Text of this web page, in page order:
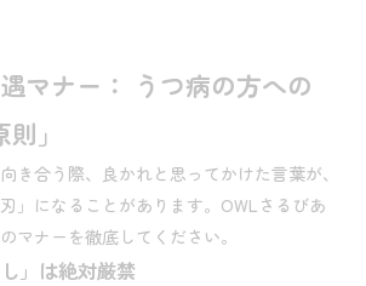
マナー： うつ病の方への
」
き合う際、良かれと思ってかけた言葉が、
」になることがあります。OWLさるびあ
マナーを徹底してください。
」は絶対厳禁